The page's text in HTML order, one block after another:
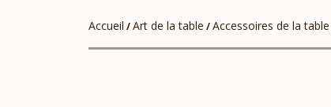
Accueil /Art de la table /Accessoires de la table